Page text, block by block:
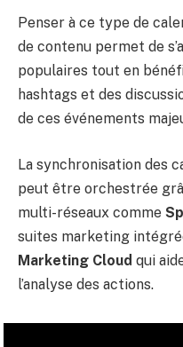
Penser à ce type de
de contenu permet de
populaires tout en
hashtags et des
de ces événements
La synchronisation des
peut être orchestrée
multi-réseaux comme
suites marketing
Marketing Cloud qui
l’analyse des actions.